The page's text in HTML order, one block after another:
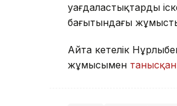
уағдаластықтарды
бағытындағы
Айта кетелік
жұмысымен танысқан